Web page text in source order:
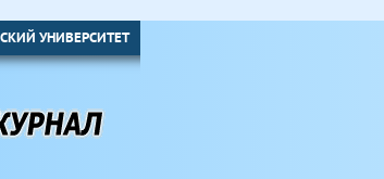
УНИВЕРСИТЕТ